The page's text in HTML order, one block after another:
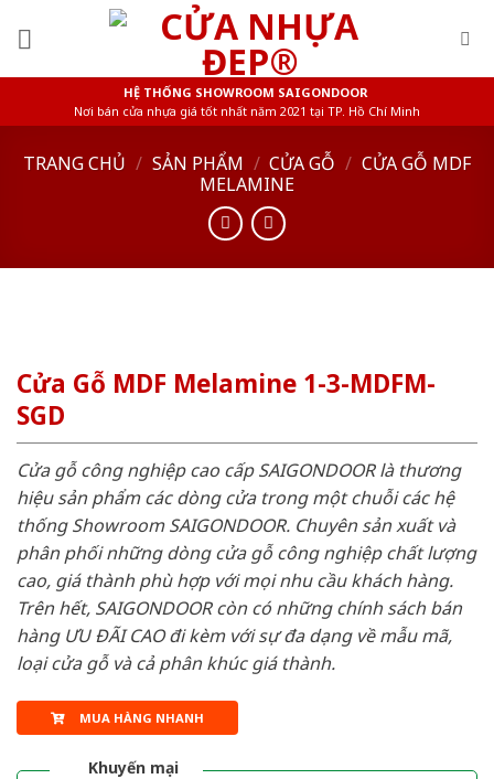
HỆ THỐNG SHOWROOM SAIGONDOOR
Nơi bán cửa nhựa giá tốt nhất năm 2021 tại TP. Hồ Chí Minh
TRANG CHỦ / SẢN PHẨM / CỬA GỖ / CỬA GỖ MDF
MELAMINE
Cửa Gỗ MDF Melamine 1-3-MDFM-
SGD
Cửa gỗ công nghiệp cao cấp SAIGONDOOR là thương
hiệu sản phẩm các dòng cửa trong một chuỗi các hệ
thống Showroom SAIGONDOOR. Chuyên sản xuất và
phân phối những dòng cửa gỗ công nghiệp chất lượng
cao, giá thành phù hợp với mọi nhu cầu khách hàng.
Trên hết, SAIGONDOOR còn có những chính sách bán
hàng ƯU ĐÃI CAO đi kèm với sự đa dạng về mẫu mã,
loại cửa gỗ và cả phân khúc giá thành.
MUA HÀNG NHANH
Khuyến mại